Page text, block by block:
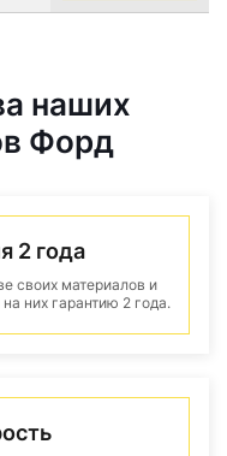
наших
Форд
2 года
своих материалов и
них гарантию 2 года.